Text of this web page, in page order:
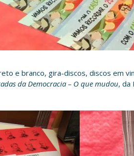
e branco, gira-discos, discos em
da Democracia – O que mudou, da